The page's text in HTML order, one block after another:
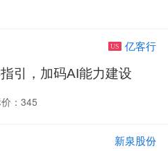
US 亿客行
引，加码AI能力建设
：345
新泉股份